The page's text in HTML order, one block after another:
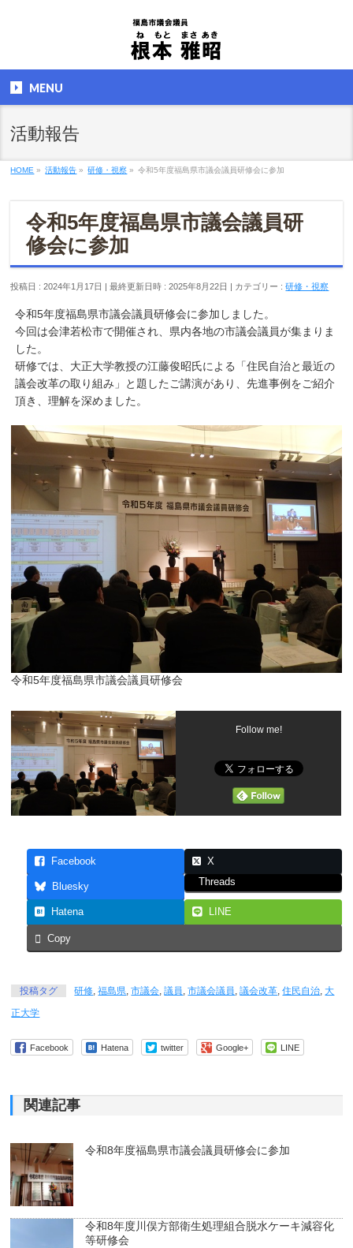
MENU
活動報告
HOME » 活動報告 » 研修・視察 » 令和5年度福島県市議会議員研修会に参加
令和5年度福島県市議会議員研
修会に参加
投稿日 : 2024年1月17日 最終更新日時 : 2025年8月22日 カテゴリー :研修・視察
令和5年度福島県市議会議員研修会に参加しました。
今回は会津若松市で開催され、県内各地の市議会議員が集まりま
した。
研修では、大正大学教授の江藤俊昭氏による「住民自治と最近の
議会改革の取り組み」と題したご講演があり、先進事例をご紹介
頂き、理解を深めました。
令和5年度福島県市議会議員研修会
Follow me!
Facebook X
Bluesky Threads
Hatena LINE
Copy
投稿タグ 研修,福島県,市議会,議員,市議会議員,議会改革,住民自治, 大
正大学
Facebook Hatena twitter Google+ LINE
関連記事
令和8年度福島県市議会議員研修会に参加
令和8年度川俣方部衛生処理組合脱水ケーキ減容化
等研修会